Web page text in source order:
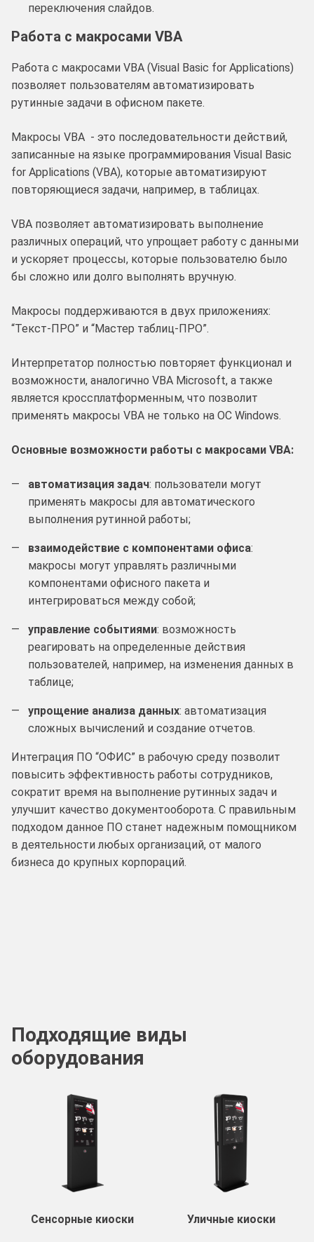
переключения слайдов.
Работа с макросами VBA
Работа с макросами VBA (Visual Basic for Applications)
позволяет пользователям автоматизировать
рутинные задачи в офисном пакете.
Макросы VBA - это последовательности действий,
записанные на языке программирования Visual Basic
for Applications (VBA), которые автоматизируют
повторяющиеся задачи, например, в таблицах.
VBA позволяет автоматизировать выполнение
различных операций, что упрощает работу с данными
и ускоряет процессы, которые пользователю было
бы сложно или долго выполнять вручную.
Макросы поддерживаются в двух приложениях:
“Текст-ПРО” и “Мастер таблиц-ПРО”.
Интерпретатор полностью повторяет функционал и
возможности, аналогично VBA Microsoft, а также
является кроссплатформенным, что позволит
применять макросы VBA не только на ОС Windows.
Основные возможности работы с макросами VBA:
автоматизация задач: пользователи могут
применять макросы для автоматического
выполнения рутинной работы;
взаимодействие с компонентами офиса:
макросы могут управлять различными
компонентами офисного пакета и
интегрироваться между собой;
управление событиями: возможность
реагировать на определенные действия
пользователей, например, на изменения данных в
таблице;
упрощение анализа данных: автоматизация
сложных вычислений и создание отчетов.
Интеграция ПО “ОФИС” в рабочую среду позволит
повысить эффективность работы сотрудников,
сократит время на выполнение рутинных задач и
улучшит качество документооборота. С правильным
подходом данное ПО станет надежным помощником
в деятельности любых организаций, от малого
бизнеса до крупных корпораций.
Подходящие виды
оборудования
Сенсорные киоски Уличные киоски